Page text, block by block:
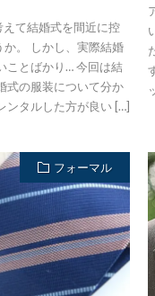
えて結婚式を間近に控
。 しかし、実際結婚
ことばかり… 今回は結
式の服装について分か
ンタルした方が良い […]
フォーマル